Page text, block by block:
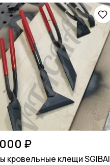
₽
кровельные клещи SGIBAI